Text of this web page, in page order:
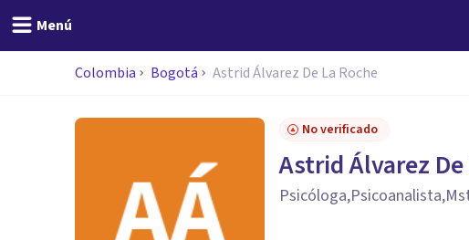
Menú
Colombia Bogotá Astrid Álvarez De La Roche
No verificado
Astrid Álvarez